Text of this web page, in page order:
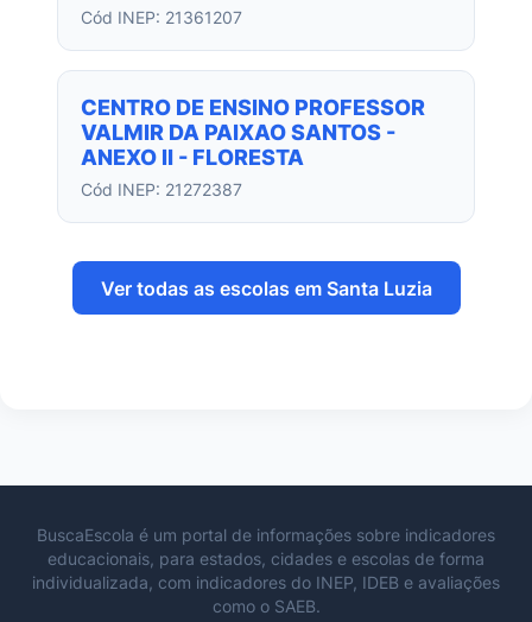
Cód INEP: 21361207
CENTRO DE ENSINO PROFESSOR
VALMIR DA PAIXAO SANTOS -
ANEXO II - FLORESTA
Cód INEP: 21272387
Ver todas as escolas em Santa Luzia
BuscaEscola é um portal de informações sobre indicadores
educacionais, para estados, cidades e escolas de forma
individualizada, com indicadores do INEP, IDEB e avaliações
como o SAEB.